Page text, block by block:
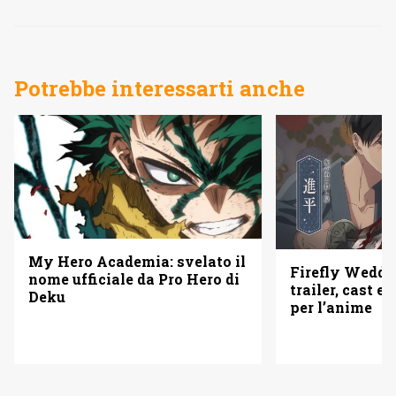
Potrebbe interessarti anche
My Hero Academia: svelato il
nome ufficiale da Pro Hero di
Deku
Firefly
trailer, cast e
per l’anime